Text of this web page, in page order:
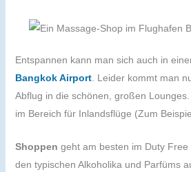
Entspannen kann man sich auch in
Bangkok Airport. Leider kommt man
Abflug in die schönen, großen
im Bereich für Inlandsflüge (Zum
Shoppen geht am besten im Duty
den typischen Alkoholika und Parfüms